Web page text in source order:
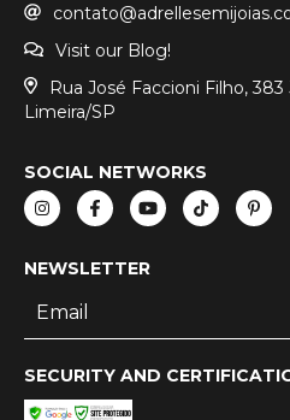
Visit our Blog!
Rua José Faccioni Filho, 383
Limeira/SP
SOCIAL NETWORKS
NEWSLETTER
SECURITY AND